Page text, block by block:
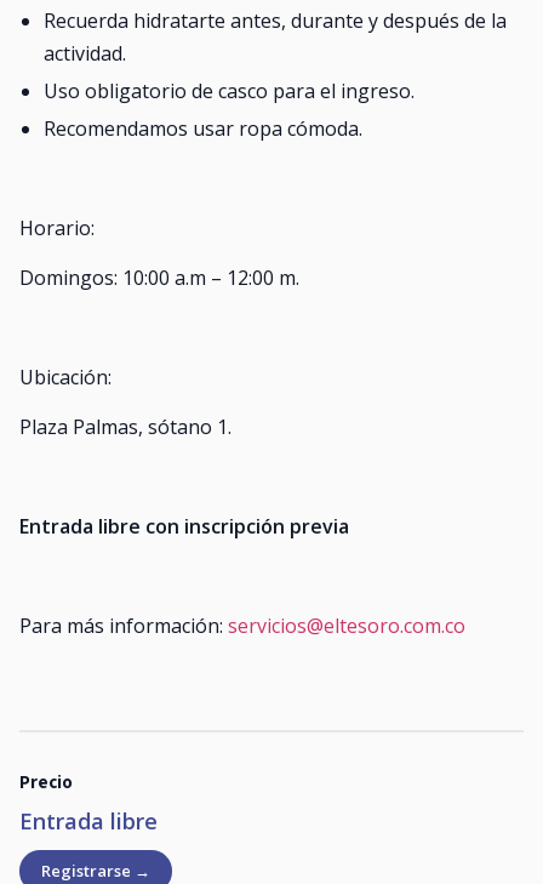
Recuerda hidratarte antes, durante y después de la
actividad.
Uso obligatorio de casco para el ingreso.
Recomendamos usar ropa cómoda.
Horario:
Domingos: 10:00 a.m – 12:00 m.
Ubicación:
Plaza Palmas, sótano 1.
Entrada libre con inscripción previa
Para más información: servicios@eltesoro.com.co
Precio
Entrada libre
Registrarse →